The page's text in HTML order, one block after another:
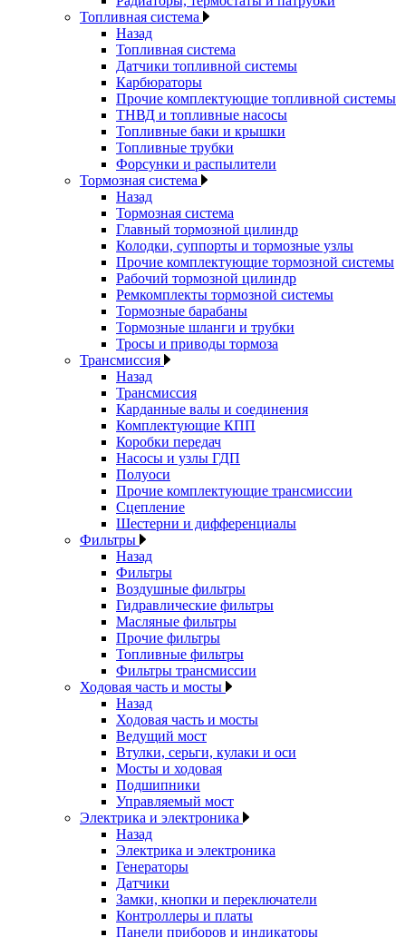
Топливная система
Назад
Топливная система
Датчики топливной системы
Карбюраторы
Прочие комплектующие топливной системы
ТНВД и топливные насосы
Топливные баки и крышки
Топливные трубки
Форсунки и распылители
Тормозная система
Назад
Тормозная система
Главный тормозной цилиндр
Колодки, суппорты и тормозные узлы
Прочие комплектующие тормозной системы
Рабочий тормозной цилиндр
Ремкомплекты тормозной системы
Тормозные барабаны
Тормозные шланги и трубки
Тросы и приводы тормоза
Трансмиссия
Назад
Трансмиссия
Карданные валы и соединения
Комплектующие КПП
Коробки передач
Насосы и узлы ГДП
Полуоси
Прочие комплектующие трансмиссии
Сцепление
Шестерни и дифференциалы
Фильтры
Назад
Фильтры
Воздушные фильтры
Гидравлические фильтры
Масляные фильтры
Прочие фильтры
Топливные фильтры
Фильтры трансмиссии
Ходовая часть и мосты
Назад
Ходовая часть и мосты
Ведущий мост
Втулки, серьги, кулаки и оси
Мосты и ходовая
Подшипники
Управляемый мост
Электрика и электроника
Назад
Электрика и электроника
Генераторы
Датчики
Замки, кнопки и переключатели
Контроллеры и платы
Панели приборов и индикаторы